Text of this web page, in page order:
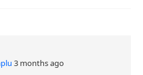
3 months ago